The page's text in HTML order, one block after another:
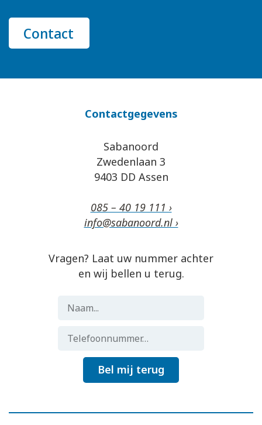
Contact
Contactgegevens
Sabanoord
Zwedenlaan 3
9403 DD Assen
085 – 40 19 111 ›
info@sabanoord.nl ›
Vragen? Laat uw nummer achter
en wij bellen u terug.
Bel mij terug